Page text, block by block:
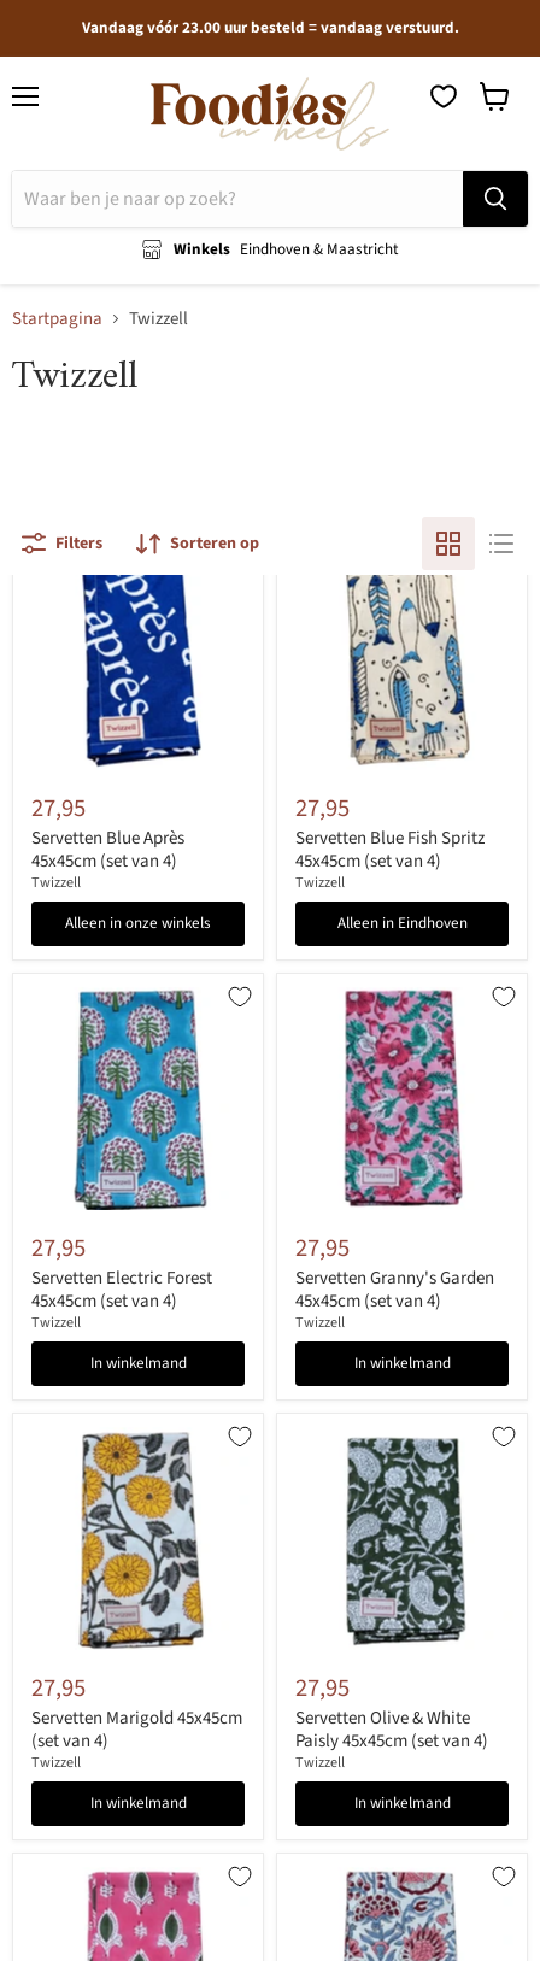
Vandaag vóór 23.00 uur besteld = vandaag verstuurd.
Winkels Eindhoven & Maastricht
Startpagina Twizzell
Twizzell
Filters Sorteren op
27,95
Servetten Blue Après
45x45cm (set van 4)
Twizzell
Alleen in onze winkels
27,95
Servetten Blue Fish Spritz
45x45cm (set van 4)
Twizzell
Alleen in Eindhoven
27,95
Servetten Electric Forest
45x45cm (set van 4)
Twizzell
In winkelmand
27,95
Servetten Granny's Garden
45x45cm (set van 4)
Twizzell
In winkelmand
27,95
Servetten Marigold 45x45cm
(set van 4)
Twizzell
In winkelmand
27,95
Servetten Olive & White
Paisly 45x45cm (set van 4)
Twizzell
In winkelmand